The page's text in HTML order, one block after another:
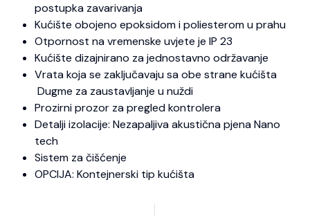
postupka zavarivanja
Kućište obojeno epoksidom i poliesterom u prahu
Otpornost na vremenske uvjete je IP 23
Kućište dizajnirano za jednostavno održavanje
Vrata koja se zaključavaju sa obe strane kućišta
Dugme za zaustavljanje u nuždi
Prozirni prozor za pregled kontrolera
Detalji izolacije: Nezapaljiva akustična pjena Nano
tech
Sistem za čišćenje
OPCIJA: Kontejnerski tip kućišta